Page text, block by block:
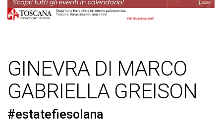
GINEVRA DI MARCO
GABRIELLA GREISON
#estatefiesolana